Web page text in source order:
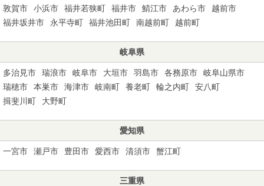
敦賀市 小浜市 福井若狭町 福井市 鯖江市 あわら市
越前市
福井坂井市
永平寺町 福井池田町 南越前町 越前町
岐阜県
多治見市 瑞浪市 岐阜市 大垣市 羽島市 各務原市
岐阜山県市
瑞穂市
本巣市 海津市 岐南町 養老町 輪之内町
安八町
揖斐川町
大野町
愛知県
一宮市 瀬戸市 豊田市 愛西市 清須市 蟹江町
三重県